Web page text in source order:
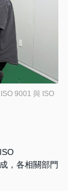
9001 與 ISO
，各相關部門